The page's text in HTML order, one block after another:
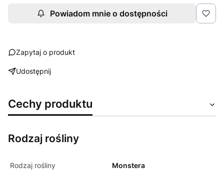
Powiadom mnie o dostępności
Zapytaj o produkt
Udostępnij
Cechy produktu
Rodzaj rośliny
Rodzaj rośliny Monstera